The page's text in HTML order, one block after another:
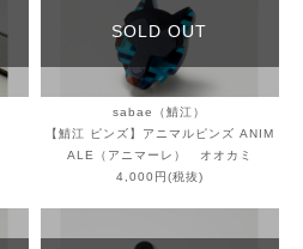
SOLD OUT
sabae（鯖江）
【鯖江 ピンズ】アニマルピンズ ANIM
ALE（アニマーレ） オオカミ
4,000円(税抜)